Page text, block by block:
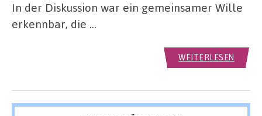
In der Diskussion war ein gemeinsamer Wille
erkennbar, die …
WEITERLESEN